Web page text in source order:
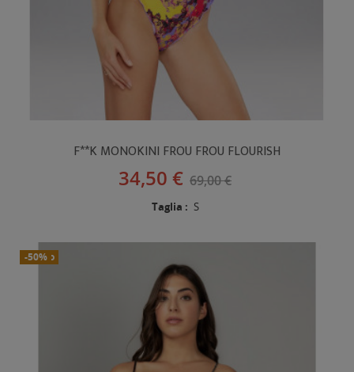
F**K MONOKINI FROU FROU FLOURISH
34,50 € 69,00 €
Taglia : S
Nuovo
-50%